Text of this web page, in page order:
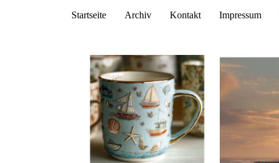
Startseite Archiv Kontakt Impressum